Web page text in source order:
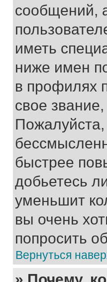
сообщений,
иметь
ниже имен
в профилях
свое
быстрее
добьетесь
уменьшит
вы очень
попросить
Вернуться